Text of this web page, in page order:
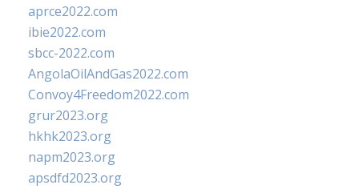
aprce2022.com
ibie2022.com
sbcc-2022.com
AngolaOilAndGas2022.com
Convoy4Freedom2022.com
grur2023.org
hkhk2023.org
napm2023.org
apsdfd2023.org